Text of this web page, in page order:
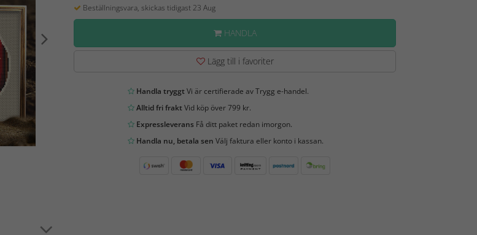
Beställningsvara, skickas tidigast 23 Aug
HANDLA
Lägg till i favoriter
Handla tryggtVi är certifierade av Trygg e-handel.
Alltid fri fraktVid köp över 799 kr.
ExpressleveransFå ditt paket redan imorgon.
Handla nu, betala sen Välj faktura eller konto i kassan.